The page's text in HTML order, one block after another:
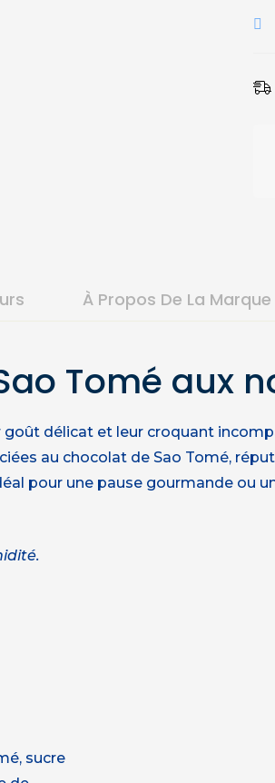
À Propos De La Marque
Tomé aux
délicat et leur croquant
au chocolat de Sao Tomé,
pour une pause gourmande ou
sucre